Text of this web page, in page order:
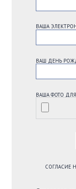
ВАША
ВАШ ДЕНЬ
ВАША ФОТО
СОГЛАСИЕ